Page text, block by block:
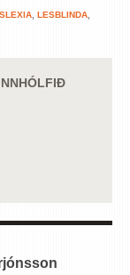
, LESBLINDA,